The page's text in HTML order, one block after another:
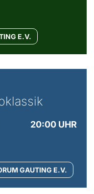
E.V.
20:00 UHR
GAUTING E.V.